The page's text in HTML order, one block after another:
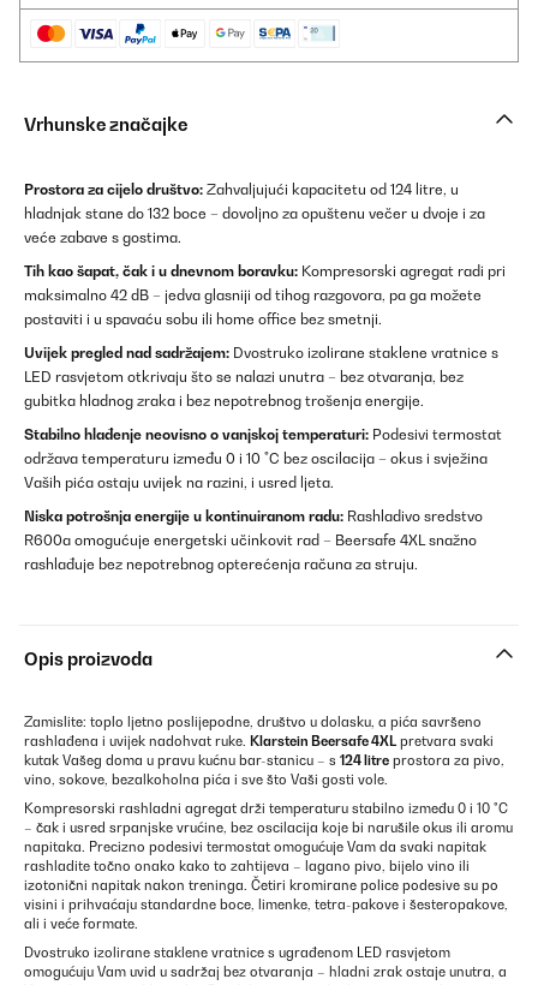
Vrhunske značajke
Prostora za cijelo društvo: Zahvaljujući kapacitetu od 124 litre, u
hladnjak stane do 132 boce – dovoljno za opuštenu večer u dvoje i za
veće zabave s gostima.
Tih kao šapat, čak i u dnevnom boravku: Kompresorski agregat radi pri
maksimalno 42 dB – jedva glasniji od tihog razgovora, pa ga možete
postaviti i u spavaću sobu ili home office bez smetnji.
Uvijek pregled nad sadržajem: Dvostruko izolirane staklene vratnice s
LED rasvjetom otkrivaju što se nalazi unutra – bez otvaranja, bez
gubitka hladnog zraka i bez nepotrebnog trošenja energije.
Stabilno hlađenje neovisno o vanjskoj temperaturi: Podesivi termostat
održava temperaturu između 0 i 10 °C bez oscilacija – okus i svježina
Vaših pića ostaju uvijek na razini, i usred ljeta.
Niska potrošnja energije u kontinuiranom radu: Rashladivo sredstvo
R600a omogućuje energetski učinkovit rad – Beersafe 4XL snažno
rashlađuje bez nepotrebnog opterećenja računa za struju.
Opis proizvoda
Zamislite: toplo ljetno poslijepodne, društvo u dolasku, a pića savršeno
rashlađena i uvijek nadohvat ruke. Klarstein Beersafe 4XL pretvara svaki
kutak Vašeg doma u pravu kućnu bar-stanicu – s 124 litre prostora za pivo,
vino, sokove, bezalkoholna pića i sve što Vaši gosti vole.
Kompresorski rashladni agregat drži temperaturu stabilno između 0 i 10 °C
– čak i usred srpanjske vrućine, bez oscilacija koje bi narušile okus ili aromu
napitaka. Precizno podesivi termostat omogućuje Vam da svaki napitak
rashladite točno onako kako to zahtijeva – lagano pivo, bijelo vino ili
izotonični napitak nakon treninga. Četiri kromirane police podesive su po
visini i prihvaćaju standardne boce, limenke, tetra-pakove i šesteropakove,
ali i veće formate.
Dvostruko izolirane staklene vratnice s ugrađenom LED rasvjetom
omogućuju Vam uvid u sadržaj bez otvaranja – hladni zrak ostaje unutra, a